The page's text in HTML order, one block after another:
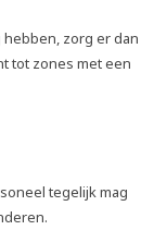
zorg er dan
tot zones met een
tegelijk mag